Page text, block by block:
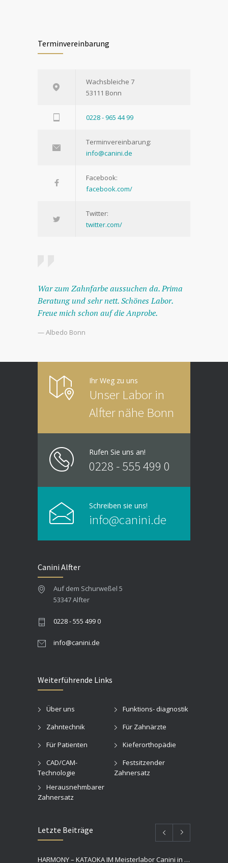
Terminvereinbarung
Wachsbleiche 7
53111 Bonn
0228 - 965 44 99
Terminvereinbarung:
info@canini.de
Facebook:
facebook.com/
Twitter:
twitter.com/
War zum Zahnfarbe aussuchen da. Prima
Beratung und sehr nett. Schönes Labor.
Freue mich schon auf die Anprobe.
— Albedo Bonn
Ihr Weg zu uns
Unser Labor in
Alfter nähe Bonn
Rufen Sie uns an!
0228 - 555 499 0
Schreiben sie uns!
info@canini.de
Canini Alfter
Auf dem Schurweßel 5
53347 Alfter
0228 - 555 499 0
info@canini.de
Weiterführende Links
Über uns
Funktions- diagnostik
Zahntechnik
Für Zahnärzte
Für Patienten
Kieferorthopädie
CAD/CAM-
Technologie
Festsitzender
Zahnersatz
Herausnehmbarer
Zahnersatz
Letzte Beiträge
HARMONY – KATAOKA IM Meisterlabor Canini in BonnHello world!